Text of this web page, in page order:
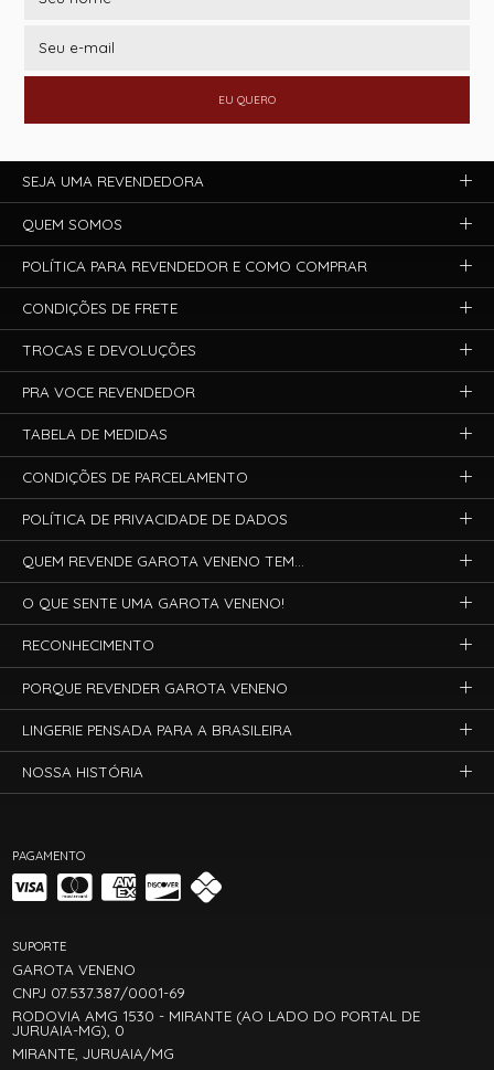
EU QUERO
PAGAMENTO
SUPORTE
GAROTA VENENO
CNPJ 07.537.387/0001-69
RODOVIA AMG 1530 - MIRANTE (AO LADO DO PORTAL DE
JURUAIA-MG), 0
MIRANTE, JURUAIA/MG
SEJA UMA REVENDEDORA
QUEM SOMOS
POLÍTICA PARA REVENDEDOR E COMO COMPRAR
CONDIÇÕES DE FRETE
TROCAS E DEVOLUÇÕES
PRA VOCE REVENDEDOR
TABELA DE MEDIDAS
CONDIÇÕES DE PARCELAMENTO
POLÍTICA DE PRIVACIDADE DE DADOS
QUEM REVENDE GAROTA VENENO TEM...
O QUE SENTE UMA GAROTA VENENO!
RECONHECIMENTO
PORQUE REVENDER GAROTA VENENO
LINGERIE PENSADA PARA A BRASILEIRA
NOSSA HISTÓRIA